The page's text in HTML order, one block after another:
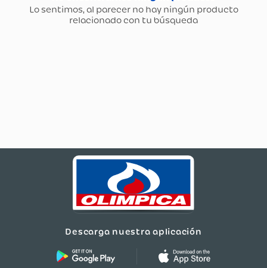
Descarga nuestra aplicación